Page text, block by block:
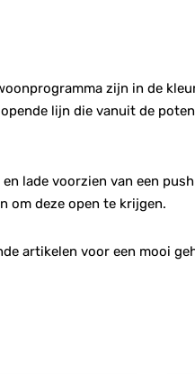
zijn in de
lijn die vanuit de
lade voorzien van een
om deze open te krijgen.
artikelen voor een mooi